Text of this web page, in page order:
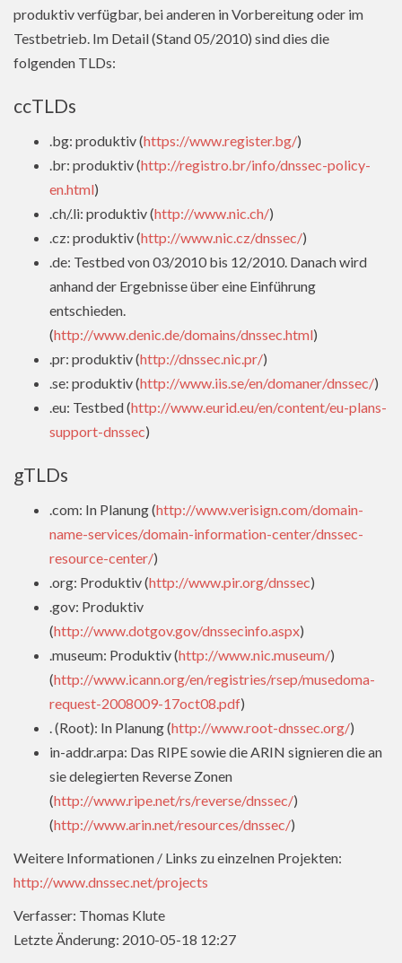
produktiv verfügbar, bei anderen in Vorbereitung oder im
Testbetrieb. Im Detail (Stand 05/2010) sind dies die
folgenden TLDs:
ccTLDs
.bg: produktiv (https://www.register.bg/)
.br: produktiv (http://registro.br/info/dnssec-policy-
en.html)
.ch/.li: produktiv (http://www.nic.ch/)
.cz: produktiv (http://www.nic.cz/dnssec/)
.de: Testbed von 03/2010 bis 12/2010. Danach wird
anhand der Ergebnisse über eine Einführung
entschieden.
(http://www.denic.de/domains/dnssec.html)
.pr: produktiv (http://dnssec.nic.pr/)
.se: produktiv (http://www.iis.se/en/domaner/dnssec/)
.eu: Testbed (http://www.eurid.eu/en/content/eu-plans-
support-dnssec)
gTLDs
.com: In Planung (http://www.verisign.com/domain-
name-services/domain-information-center/dnssec-
resource-center/)
.org: Produktiv (http://www.pir.org/dnssec)
.gov: Produktiv
(http://www.dotgov.gov/dnssecinfo.aspx)
.museum: Produktiv (http://www.nic.museum/)
(http://www.icann.org/en/registries/rsep/musedoma-
request-2008009-17oct08.pdf)
. (Root): In Planung (http://www.root-dnssec.org/)
in-addr.arpa: Das RIPE sowie die ARIN signieren die an
sie delegierten Reverse Zonen
(http://www.ripe.net/rs/reverse/dnssec/)
(http://www.arin.net/resources/dnssec/)
Weitere Informationen / Links zu einzelnen Projekten:
http://www.dnssec.net/projects
Verfasser: Thomas Klute
Letzte Änderung: 2010-05-18 12:27